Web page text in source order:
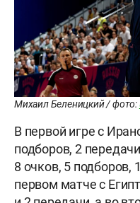
Михаил Беленицкий / фото:
В первой игре с
подборов, 2
8 очков, 5 подборов,
первом матче с